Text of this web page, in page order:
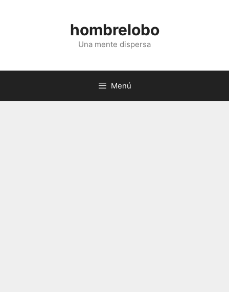
hombrelobo
Una mente dispersa
Menú